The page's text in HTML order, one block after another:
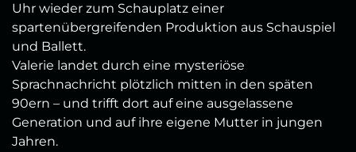
Uhr wieder zum Schauplatz einer
spartenübergreifenden Produktion aus Schauspiel
und Ballett.
Valerie landet durch eine mysteriöse
Sprachnachricht plötzlich mitten in den späten
90ern – und trifft dort auf eine ausgelassene
Generation und auf ihre eigene Mutter in jungen
Jahren.